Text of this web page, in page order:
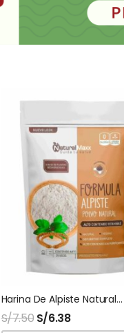
Harina De Alpiste Naturalmaxx
S/7.50 S/6.38